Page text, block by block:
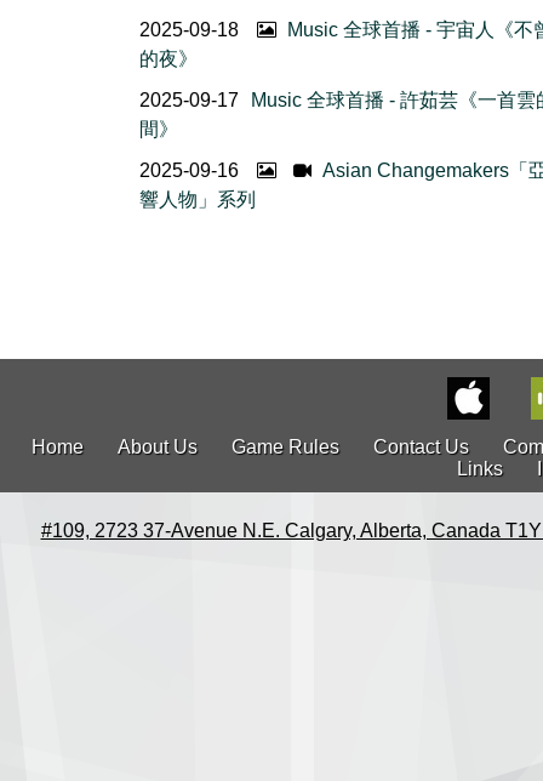
2025-09-18
Music 全球首播 - 宇宙人《不
的夜》
2025-09-17
Music 全球首播 - 許茹芸《一首雲
間》
2025-09-16
Asian Changemakers「
響人物」系列
Home About Us Game Rules Contact Us
Links
#109, 2723 37-Avenue N.E. Calgary, Alberta, Canada